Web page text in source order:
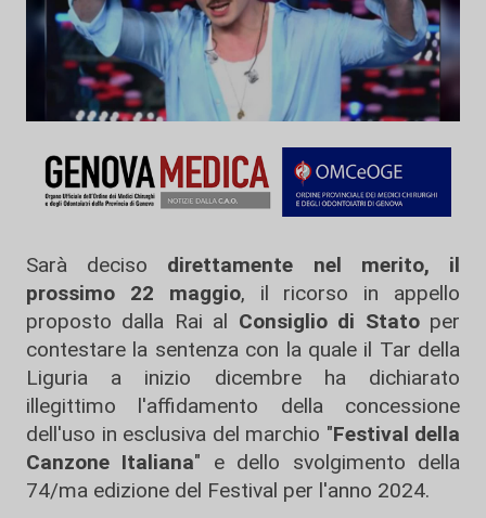
Sarà deciso direttamente nel merito, il
prossimo 22 maggio, il ricorso in appello
proposto dalla Rai al Consiglio di Stato per
contestare la sentenza con la quale il Tar della
Liguria a inizio dicembre ha dichiarato
illegittimo l'affidamento della concessione
dell'uso in esclusiva del marchio "Festival della
Canzone Italiana" e dello svolgimento della
74/ma edizione del Festival per l'anno 2024.